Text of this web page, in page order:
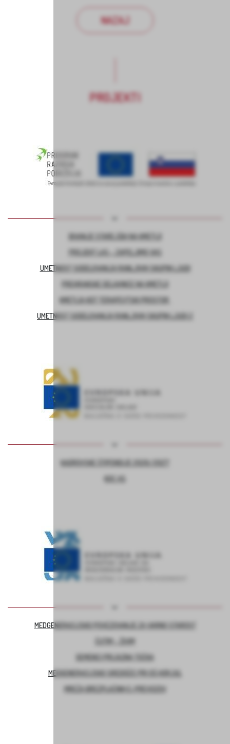
NAZAJ
PROJEKTI
BIVANJE STAREJŠIH NA KMETIJI
PROJEKT LAS – ZAPELJIMO VAS
UMETNOST SODELOVANJA RANLJIVIH SKUPIN LJUDI
PREHRANSKE DELAVNICE NA KMETIJI
KMETIJA KOT TERAPEVTSKI PROSTOR
UMETNOST SODELOVANJA RANLJIVIH SKUPIN LJUDI 2
KADROVSKE ŠTIPENDIJE 2026/2027
KOC AS
MEDGENERACIJSKO POVEZOVANJE ZA VARNO STAROST
ČUTIM – ŽIVIM
DEMENCI PRIJAZNA TOČKA
MEDGENERACIJSKO SREDIŠČE PRI OŠ HORJUL
MREŽA BREZPLAČNIH E-PREVOZOV